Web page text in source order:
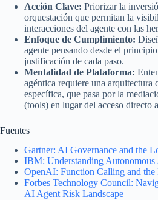
Acción Clave: Priorizar la
orquestación que permitan la
interacciones del agente con las
Enfoque de Cumplimiento:
agente pensando desde el
justificación de cada paso.
Mentalidad de Plataforma:
agéntica requiere una arquitectura
específica, que pasa por la
(tools) en lugar del acceso directo
Fuentes
Gartner: AI Governance and the
IBM: Understanding Autonomous
OpenAI: Function Calling and the
Forbes Technology Council:
AI Agent Risk Landscape